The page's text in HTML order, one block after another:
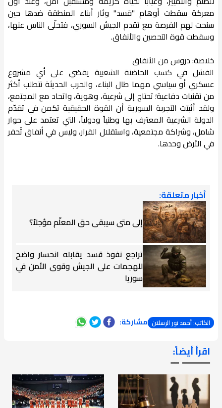
معركة سقطت أوهام "قسد" وثار أبناء المنطقة ضدها حين
سنحت لهم الفرصة مع تقدم الجيش السوري، فتخلّى الناس عنها،
وسقطت قوة التحصين والأنفاق.
خلاصة: دروس من الأنفاق
الفشل في كسب الحاضنة الشعبية يقضي على أي مشروع
عسكري أو سياسي مهما طال البناء، والحرب الحديثة تتطلب أكثر
من تقنيات دفاعية؛ تحتاج إلى شرعية، وهوية، واتحاد مع المجتمع،
ولقد أثبتت التجربة السورية أن القوة الحقيقية تكمن في تقدّم
الدولة الشرعية المعترف بها وطنياً ودولياً، التي تعتمد على حوار
شامل، وشراكة مجتمعية، واستقلال القرار، وليس في أنفاق تُحفر
في الأرض وحدها.
أخبار متعلقة:
إلى متى سيبقى حق المعلّم مؤجلاً؟
تراجع نفوذ قسد يقابله انحسار واضح
للهجمات على الجيش وقوى الأمن في
سوريا
الكاتب: أحمد نور الرسلان مشاركة:
اقرأ أيضاً:
ـــــــ ــ